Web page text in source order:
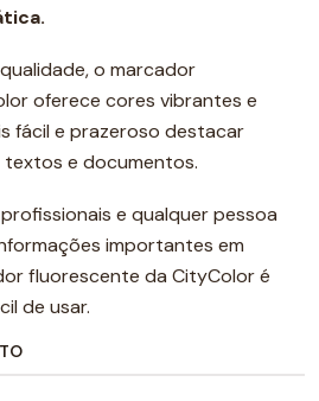
o marcador
oferece cores vibrantes e
fácil e prazeroso destacar
e documentos.
e qualquer pessoa
importantes em
fluorescente da CityColor é
de usar.